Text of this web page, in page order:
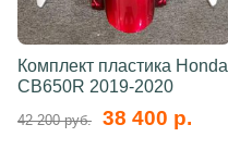
Комплект пластика Honda
CB650R 2019-2020
42 200 руб. 38 400 р.